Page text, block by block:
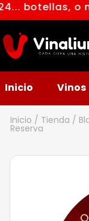
botellas, o
Inicio Vinos
Inicio / Tienda /
Reserva